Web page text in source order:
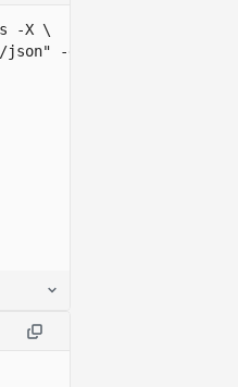
-X \
json" -d '